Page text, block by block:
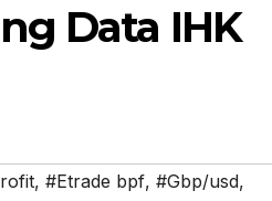
Data IHK
, #Etrade bpf, #Gbp/usd,